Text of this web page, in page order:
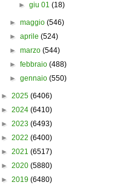
► giu 01 (18)
►maggio (546)
►aprile (524)
►marzo (544)
►febbraio (488)
►gennaio (550)
► 2025 (6406)
► 2024 (6410)
► 2023 (6493)
► 2022 (6400)
► 2021 (6517)
► 2020 (5880)
► 2019 (6480)